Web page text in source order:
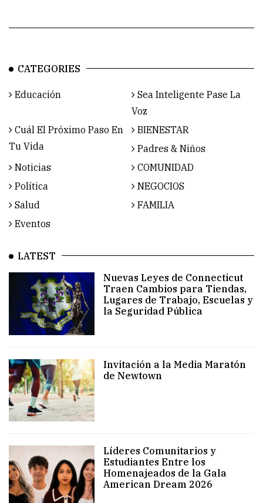
CATEGORIES
Educación
Sea Inteligente Pase La
Voz
Cuál El Próximo Paso En
Tu Vida
BIENESTAR
Padres & Niños
Noticias
COMUNIDAD
Política
NEGOCIOS
Salud
FAMILIA
Eventos
LATEST
Nuevas Leyes de Connecticut
Traen Cambios para Tiendas,
Lugares de Trabajo, Escuelas y
la Seguridad Pública
Invitación a la Media Maratón
de Newtown
Líderes Comunitarios y
Estudiantes Entre los
Homenajeados de la Gala
American Dream 2026